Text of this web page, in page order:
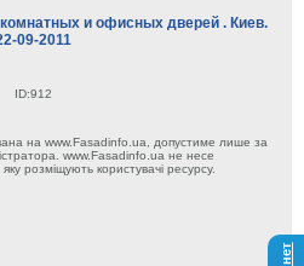
и офисных дверей . Киев.
09-2011
ID:912
на www.Fasadinfo.ua, допустиме лише за
www.Fasadinfo.ua не несе
яку розміщують користувачі ресурсу.